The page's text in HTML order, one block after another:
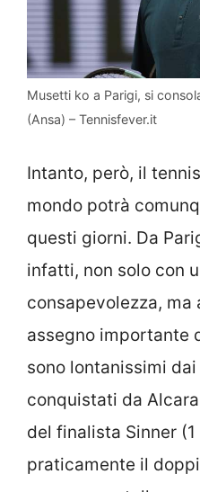
Musetti ko a Parigi, si
(Ansa) – Tennisfever.it
Intanto, però, il
mondo potrà
questi giorni. Da
infatti, non solo con
consapevolezza, ma
assegno importante
sono lontanissimi
conquistati da
del finalista Sinner
praticamente il